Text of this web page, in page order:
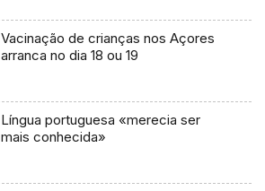
Vacinação de crianças nos Açores
arranca no dia 18 ou 19
Língua portuguesa «merecia ser
mais conhecida»